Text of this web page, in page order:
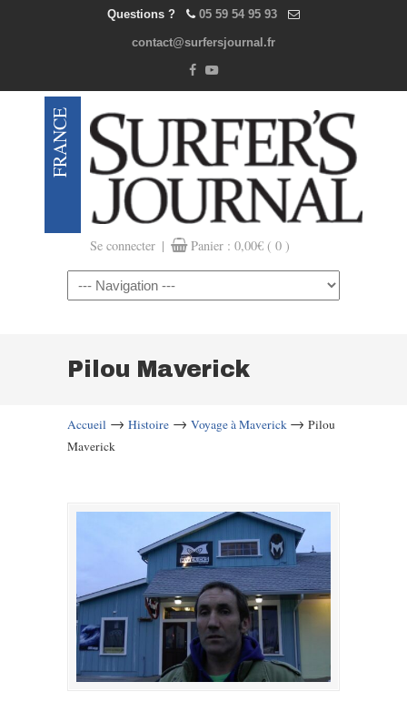
Questions ? 05 59 54 95 93
contact@surfersjournal.fr
Se connecter | Panier : 0,00€ ( 0 )
Navigation
Pilou Maverick
Accueil → Histoire → Voyage à Maverick → Pilou
Maverick